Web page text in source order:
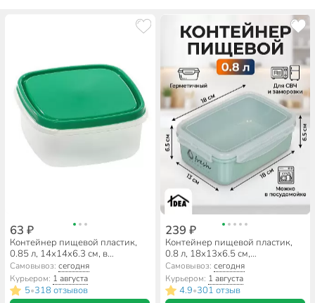
63 ₽
Контейнер пищевой пластик,
0.85 л, 14х14х6.3 см, в
ассортименте, квадратный,
Стандарт Пластик Групп
Самовывоз:сегодня
Курьером: 1 августа
5•318 отзывов
239 ₽
Контейнер пищевой пластик,
0.8 л, 18х13х6.5 см,
фисташковый, прямоугольный,
Idea, Фреш, М 1422
Самовывоз: сегодня
Курьером: 1 августа
4.9•301 отзыв